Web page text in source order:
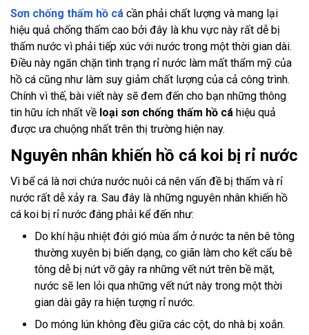
Sơn chống thấm hồ cá cần phải chất lượng và mang lại
hiệu quả chống thấm cao bởi đây là khu vực này rất dễ bị
thấm nước vì phải tiếp xúc với nước trong một thời gian dài.
Điều này ngăn chặn tình trạng rỉ nước làm mất thẩm mỹ của
hồ cá cũng như làm suy giảm chất lượng của cả công trình.
Chính vì thế, bài viết này sẽ đem đến cho bạn những thông
tin hữu ích nhất về loại sơn chống thấm hồ cá hiệu quả
được ưa chuộng nhất trên thị trường hiện nay.
Nguyên nhân khiến hồ cá koi bị rỉ nước
Vì bể cá là nơi chứa nước nuôi cá nên vấn đề bị thấm và rỉ
nước rất dễ xảy ra. Sau đây là những nguyên nhân khiến hồ
cá koi bị rỉ nước đáng phải kể đến như:
Do khí hậu nhiệt đới gió mùa ẩm ở nước ta nên bê tông
thường xuyên bị biến dạng, co giãn làm cho kết cấu bê
tông dễ bị nứt vỡ gây ra những vết nứt trên bề mặt,
nước sẽ len lỏi qua những vết nứt này trong một thời
gian dài gây ra hiện tượng rỉ nước.
Do móng lún không đều giữa các cột, do nhà bị xoắn.